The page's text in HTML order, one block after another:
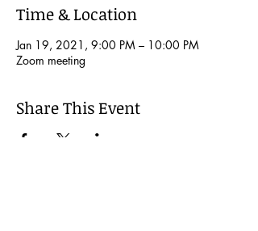
Time & Location
Jan 19, 2021, 9:00 PM – 10:00 PM
Zoom meeting
Share This Event